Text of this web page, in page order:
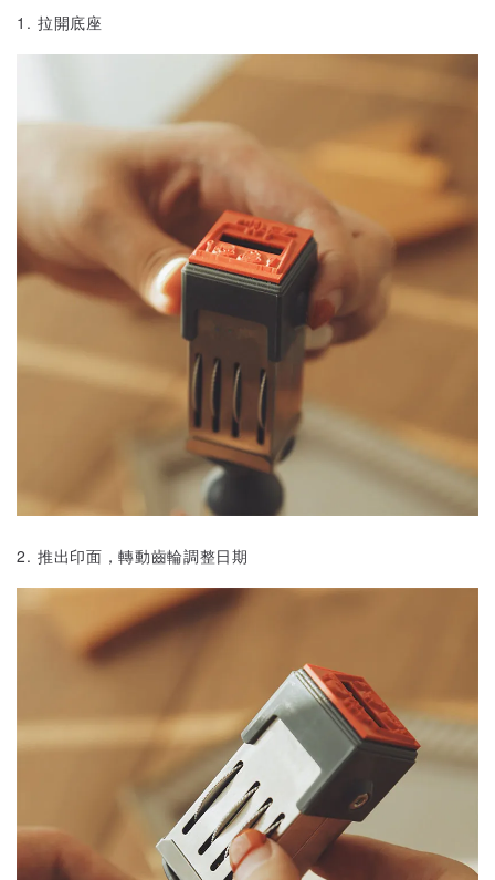
1. 拉開底座
2. 推出印面，轉動齒輪調整日期